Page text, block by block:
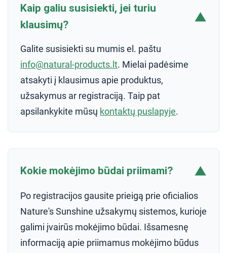
Kaip galiu susisiekti, jei turiu
klausimų?
▼
Galite susisiekti su mumis el. paštu
info@natural-products.lt. Mielai padėsime
atsakyti į klausimus apie produktus,
užsakymus ar registraciją. Taip pat
apsilankykite mūsų kontaktų puslapyje.
Kokie mokėjimo būdai priimami? ▼
Po registracijos gausite prieigą prie oficialios
Nature's Sunshine užsakymų sistemos, kurioje
galimi įvairūs mokėjimo būdai. Išsamesnę
informaciją apie priimamus mokėjimo būdus